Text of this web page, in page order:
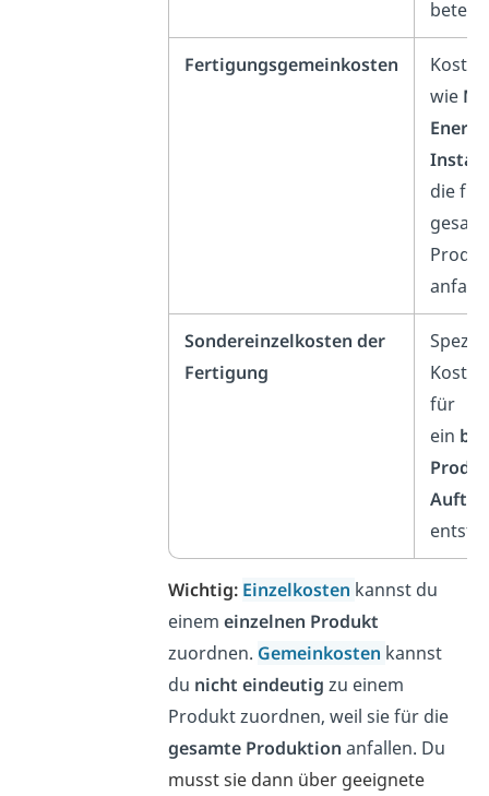
Fertigungsgemeinkosten
Kosten
wie
die für
Sondereinzelkosten der
Fertigung
für
ein
Wichtig: Einzelkosten kannst du
einem einzelnen Produkt
zuordnen. Gemeinkosten kannst
du nicht eindeutig zu einem
Produkt zuordnen, weil sie für die
gesamte Produktion anfallen. Du
musst sie dann über geeignete